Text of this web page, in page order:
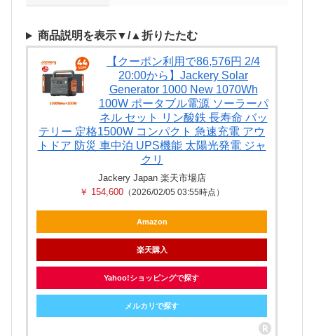
商品説明を表示▼/▲折りたたむ
【クーポン利用で86,576円 2/4
20:00から】Jackery Solar
Generator 1000 New 1070Wh
100W ポータブル電源 ソーラーパ
ネル セット リン酸鉄 長寿命 バッ
テリー 定格1500W コンパクト 急速充電 アウ
トドア 防災 車中泊 UPS機能 太陽光発電 ジャ
クリ
Jackery Japan 楽天市場店
￥ 154,600 （2026/02/05 03:55時点）
Amazon
楽天購入
Yahoo!ショッピングで探す
メルカリで探す